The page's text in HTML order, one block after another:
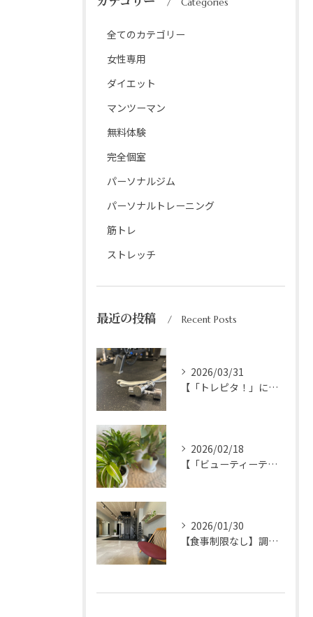
Categories
全てのカテゴリー
女性専用
ダイエット
マンツーマン
無料体験
完全個室
パーソナルジム
パーソナルトレーニング
筋トレ
ストレッチ
最近の投稿 Recent Posts
2026/03/31
【「トレピタ！」にて掲載されました】
2026/02/18
【「ビューティーテラス」にて紹介されました】
2026/01/30
【食事制限なし】調理法を変えるだけの簡単ダイエット｜痩せたい女性へ